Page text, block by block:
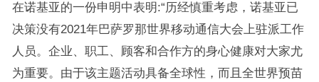
在诺基亚的一份申明中表明:“历经慎重考虑，诺基亚已
决策没有2021年巴萨罗那世界移动通信大会上驻派工作
人员。企业、职工、顾客和合作方的身心健康对大家尤
为重要。由于该主题活动具备全球性，而且全世界预苗